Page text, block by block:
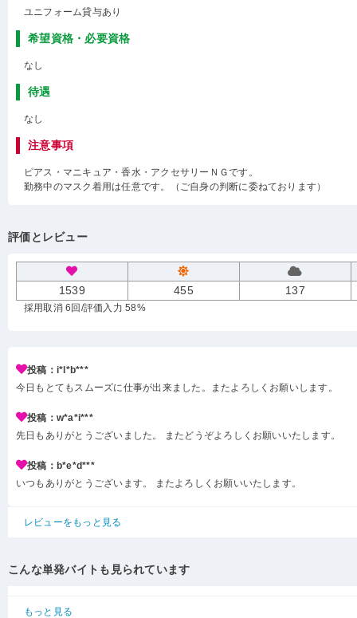
ユニフォーム貸与あり
希望資格・必要資格
なし
待遇
なし
注意事項
ピアス・マニキュア・香水・アクセサリーＮＧです。
勤務中のマスク着用は任意です。（ご自身の判断に委ねております）
評価とレビュー
1539 455 137
採用取消 6回 /評価入力 58%
投稿：i*l*b***
今日もとてもスムーズに仕事が出来ました。またよろしくお願いします。
投稿：w*a*i***
先日もありがとうございました。 またどうぞよろしくお願いいたします。
投稿：b*e*d***
いつもありがとうございます。 またよろしくお願いいたします。
レビューをもっと見る
こんな単発バイトも見られています
もっと見る